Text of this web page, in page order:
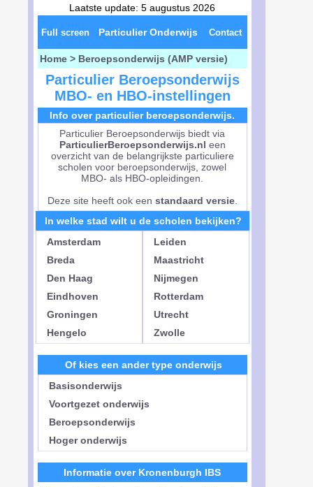
Laatste update: 5 augustus 2026
Full screen Particulier Onderwijs Contact
Home> Beroepsonderwijs (AMP versie)
Particulier Beroepsonderwijs
MBO- en HBO-instellingen
Info over particulier beroepsonderwijs.
Particulier Beroepsonderwijs biedt via
ParticulierBeroepsonderwijs.nl een
overzicht van de belangrijkste particuliere
scholen voor beroepsonderwijs, zowel
MBO- als HBO-opleidingen.
Deze site heeft ook een standaard versie.
In welke stad wilt u de scholen bekijken?
Amsterdam
Breda
Den Haag
Eindhoven
Groningen
Hengelo
Leiden
Maastricht
Nijmegen
Rotterdam
Utrecht
Zwolle
Of kies een ander type onderwijs
Basisonderwijs
Voortgezet onderwijs
Beroepsonderwijs
Hoger onderwijs
Informatie over Kronenburgh IBS